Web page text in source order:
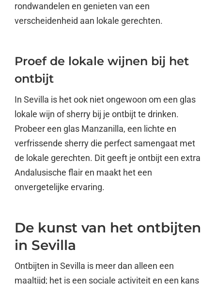
rondwandelen en genieten van een
verscheidenheid aan lokale gerechten.
Proef de lokale wijnen bij het
ontbijt
In Sevilla is het ook niet ongewoon om een glas
lokale wijn of sherry bij je ontbijt te drinken.
Probeer een glas Manzanilla, een lichte en
verfrissende sherry die perfect samengaat met
de lokale gerechten. Dit geeft je ontbijt een extra
Andalusische flair en maakt het een
onvergetelijke ervaring.
De kunst van het ontbijten
in Sevilla
Ontbijten in Sevilla is meer dan alleen een
maaltijd; het is een sociale activiteit en een kans